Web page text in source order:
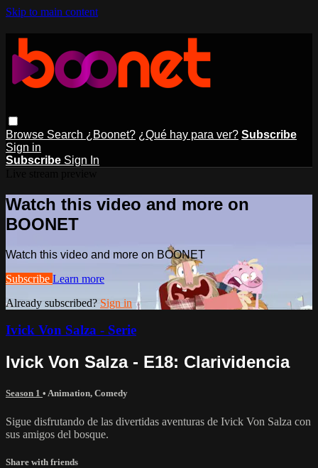
Skip to main content
Browse Search ¿Boonet? ¿Qué hay para ver? Subscribe
Sign in
Subscribe Sign In
Watch this video and more on
BOONET
Watch this video and more on BOONET
Subscribe Learn more
Already subscribed? Sign in
Ivick Von Salza - Serie
Ivick Von Salza - E18: Clarividencia
Season 1 • Animation, Comedy
Sigue disfrutando de las divertidas aventuras de Ivick Von Salza con
sus amigos del bosque.
Share with friends